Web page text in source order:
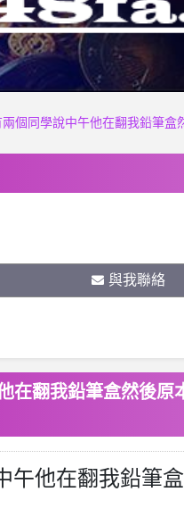
個同學說中午他在翻我鉛筆
與我聯絡
在翻我鉛筆盒然後
午他在翻我鉛筆